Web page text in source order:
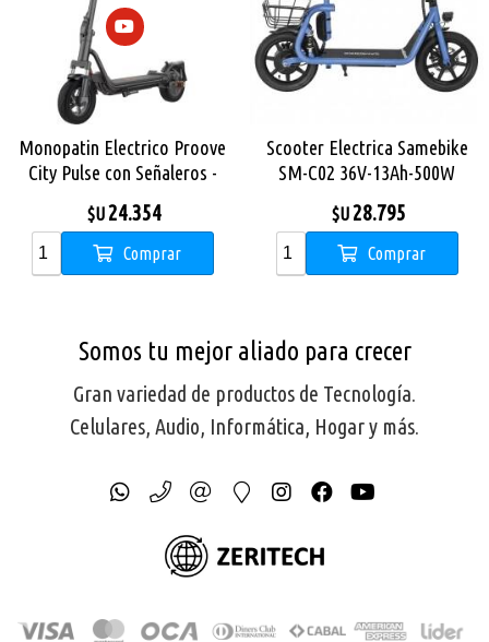
Monopatin Electrico Proove
City Pulse con Señaleros -
$U24.354
Comprar
Scooter Electrica Samebike
SM-C02 36V-13Ah-500W
$U28.795
Comprar
Somos tu mejor aliado para crecer
Gran variedad de productos de Tecnología.
Celulares, Audio, Informática, Hogar y más.